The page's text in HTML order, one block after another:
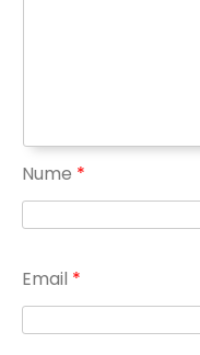
Nume *
Email *